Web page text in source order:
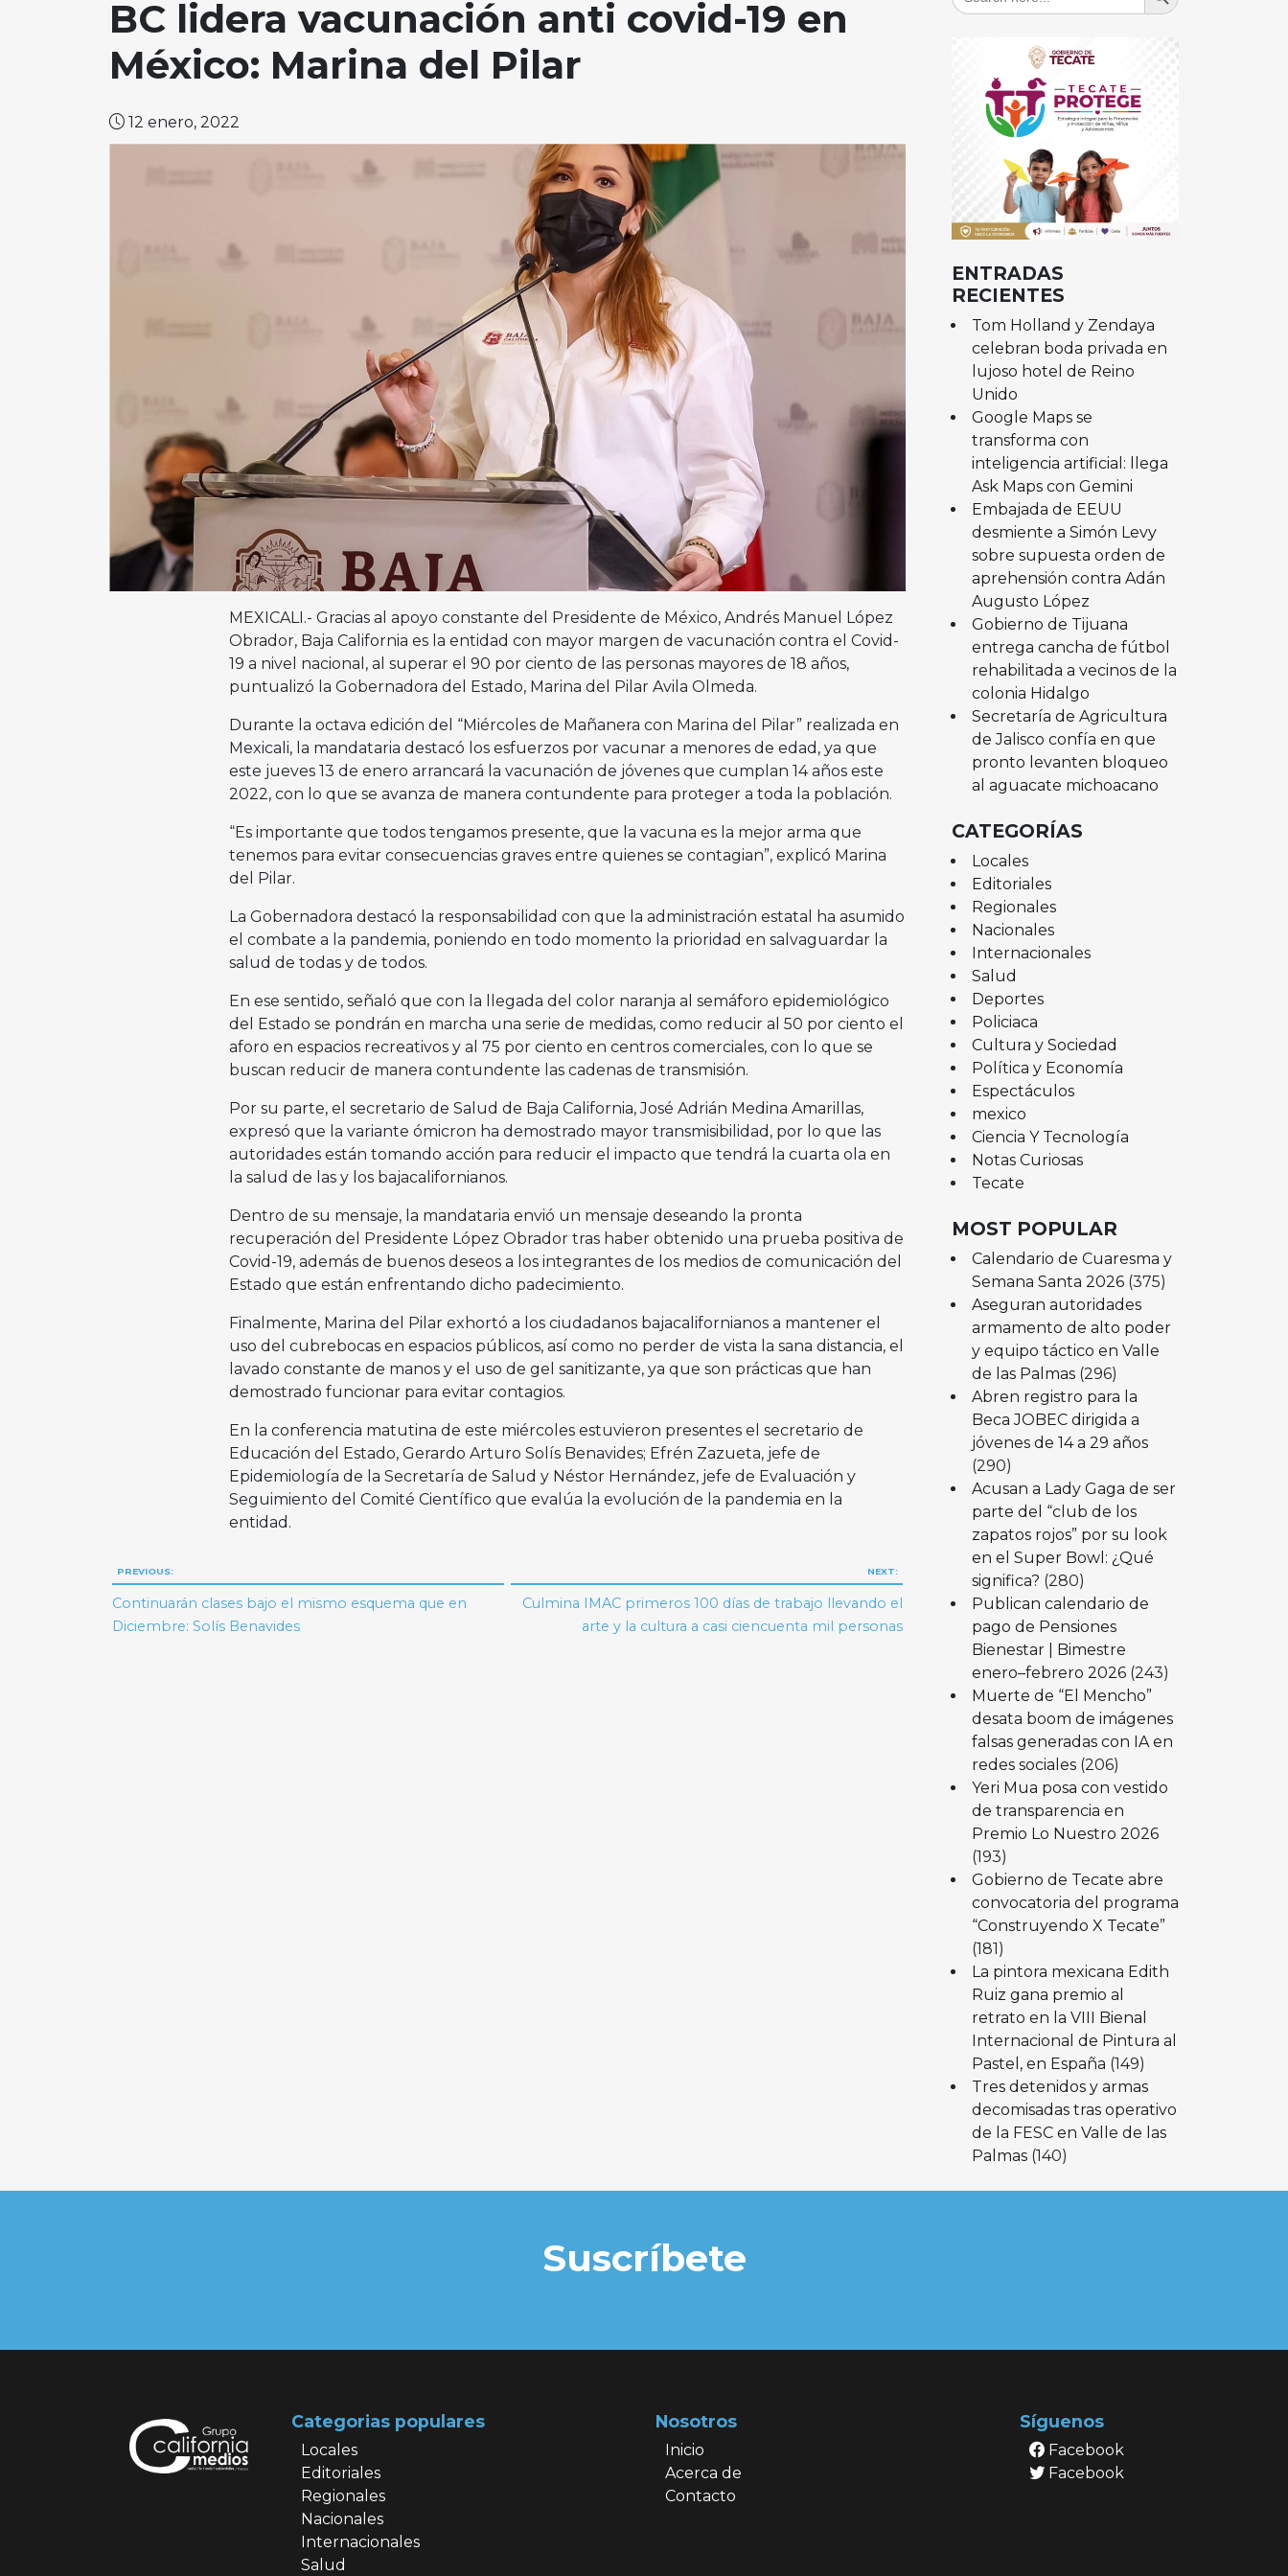
BC lidera vacunación anti covid-19 en
México: Marina del Pilar
12 enero, 2022
MEXICALI.- Gracias al apoyo constante del Presidente de México, Andrés Manuel López
Obrador, Baja California es la entidad con mayor margen de vacunación contra el Covid-
19 a nivel nacional, al superar el 90 por ciento de las personas mayores de 18 años,
puntualizó la Gobernadora del Estado, Marina del Pilar Avila Olmeda.
Durante la octava edición del “Miércoles de Mañanera con Marina del Pilar” realizada en
Mexicali, la mandataria destacó los esfuerzos por vacunar a menores de edad, ya que
este jueves 13 de enero arrancará la vacunación de jóvenes que cumplan 14 años este
2022, con lo que se avanza de manera contundente para proteger a toda la población.
“Es importante que todos tengamos presente, que la vacuna es la mejor arma que
tenemos para evitar consecuencias graves entre quienes se contagian”, explicó Marina
del Pilar.
La Gobernadora destacó la responsabilidad con que la administración estatal ha asumido
el combate a la pandemia, poniendo en todo momento la prioridad en salvaguardar la
salud de todas y de todos.
En ese sentido, señaló que con la llegada del color naranja al semáforo epidemiológico
del Estado se pondrán en marcha una serie de medidas, como reducir al 50 por ciento el
aforo en espacios recreativos y al 75 por ciento en centros comerciales, con lo que se
buscan reducir de manera contundente las cadenas de transmisión.
Por su parte, el secretario de Salud de Baja California, José Adrián Medina Amarillas,
expresó que la variante ómicron ha demostrado mayor transmisibilidad, por lo que las
autoridades están tomando acción para reducir el impacto que tendrá la cuarta ola en
la salud de las y los bajacalifornianos.
Dentro de su mensaje, la mandataria envió un mensaje deseando la pronta
recuperación del Presidente López Obrador tras haber obtenido una prueba positiva de
Covid-19, además de buenos deseos a los integrantes de los medios de comunicación del
Estado que están enfrentando dicho padecimiento.
Finalmente, Marina del Pilar exhortó a los ciudadanos bajacalifornianos a mantener el
uso del cubrebocas en espacios públicos, así como no perder de vista la sana distancia, el
lavado constante de manos y el uso de gel sanitizante, ya que son prácticas que han
demostrado funcionar para evitar contagios.
En la conferencia matutina de este miércoles estuvieron presentes el secretario de
Educación del Estado, Gerardo Arturo Solís Benavides; Efrén Zazueta, jefe de
Epidemiología de la Secretaría de Salud y Néstor Hernández, jefe de Evaluación y
Seguimiento del Comité Científico que evalúa la evolución de la pandemia en la
entidad.
Navegación
de
PREVIOUS:
Continuarán clases bajo el mismo esquema que en
Diciembre: Solís Benavides
NEXT:
Culmina IMAC primeros 100 días de trabajo llevando el
arte y la cultura a casi ciencuenta mil personas
ENTRADAS
RECIENTES
Tom Holland y Zendaya
celebran boda privada en
lujoso hotel de Reino
Unido
Google Maps se
transforma con
inteligencia artificial: llega
Ask Maps con Gemini
Embajada de EEUU
desmiente a Simón Levy
sobre supuesta orden de
aprehensión contra Adán
Augusto López
Gobierno de Tijuana
entrega cancha de fútbol
rehabilitada a vecinos de la
colonia Hidalgo
Secretaría de Agricultura
de Jalisco confía en que
pronto levanten bloqueo
al aguacate michoacano
CATEGORÍAS
Locales
Editoriales
Regionales
Nacionales
Internacionales
Salud
Deportes
Policiaca
Cultura y Sociedad
Política y Economía
Espectáculos
mexico
Ciencia Y Tecnología
Notas Curiosas
Tecate
MOST POPULAR
Calendario de Cuaresma y
Semana Santa 2026 (375)
Aseguran autoridades
armamento de alto poder
y equipo táctico en Valle
de las Palmas (296)
Abren registro para la
Beca JOBEC dirigida a
jóvenes de 14 a 29 años
(290)
Acusan a Lady Gaga de ser
parte del “club de los
zapatos rojos” por su look
en el Super Bowl: ¿Qué
significa? (280)
Publican calendario de
pago de Pensiones
Bienestar | Bimestre
enero–febrero 2026 (243)
Muerte de “El Mencho”
desata boom de imágenes
falsas generadas con IA en
redes sociales (206)
Yeri Mua posa con vestido
de transparencia en
Premio Lo Nuestro 2026
(193)
Gobierno de Tecate abre
convocatoria del programa
“Construyendo X Tecate”
(181)
La pintora mexicana Edith
Ruiz gana premio al
retrato en la VIII Bienal
Internacional de Pintura al
Pastel, en España (149)
Tres detenidos y armas
decomisadas tras operativo
de la FESC en Valle de las
Palmas (140)
Suscríbete
Categorias populares
Locales
Editoriales
Regionales
Nacionales
Internacionales
Salud
Nosotros
Inicio
Acerca de
Contacto
Síguenos
Facebook
Facebook